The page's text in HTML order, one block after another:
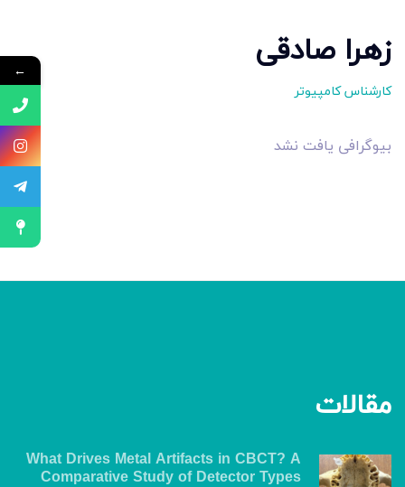
زهرا صادقی
کارشناس کامپیوتر
بیوگرافی یافت نشد
مقالات
What Drives Metal Artifacts in CBCT? A
Comparative Study of Detector Types
←